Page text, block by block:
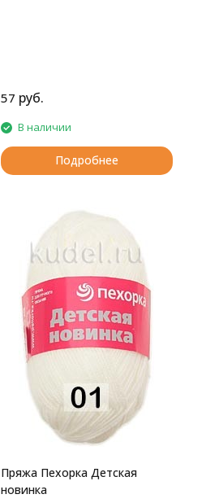
57 руб.
В наличии
Подробнее
Пряжа Пехорка Детская
новинка